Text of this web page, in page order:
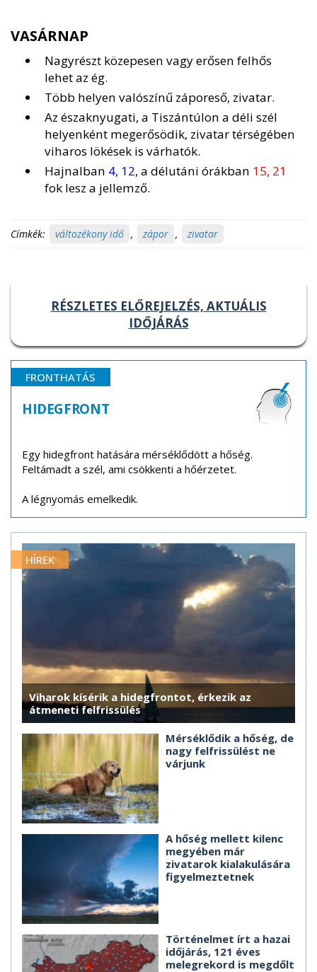
VASÁRNAP
Nagyrészt közepesen vagy erősen felhős
lehet az ég.
Több helyen valószínű záporeső, zivatar.
Az északnyugati, a Tiszántúlon a déli szél
helyenként megerősödik, zivatar térségében
viharos lökések is várhatók.
Hajnalban 4, 12, a délutáni órákban 15, 21
fok lesz a jellemző.
Címkék: változékony idő , zápor , zivatar
RÉSZLETES ELŐREJELZÉS, AKTUÁLIS
IDŐJÁRÁS
FRONTHATÁS
HIDEGFRONT
Egy hidegfront hatására mérséklődött a hőség.
Feltámadt a szél, ami csökkenti a hőérzetet.
A légnyomás emelkedik.
HÍREK
Viharok kísérik a hidegfrontot, érkezik az
átmeneti felfrissülés
Mérséklődik a hőség, de
nagy felfrissülést ne
várjunk
A hőség mellett kilenc
megyében már
zivatarok kialakulására
figyelmeztetnek
Történelmet írt a hazai
időjárás, 121 éves
melegrekord is megdőlt